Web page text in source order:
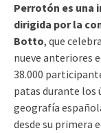
Perrotón es una
dirigida por la
Botto, que
nueve anteriores
38.000
patas durante los
geografía
desde su primera